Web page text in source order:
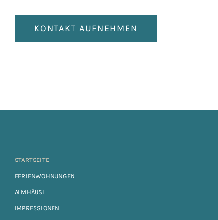
KONTAKT AUFNEHMEN
STARTSEITE
FERIENWOHNUNGEN
ALMHÄUSL
IMPRESSIONEN